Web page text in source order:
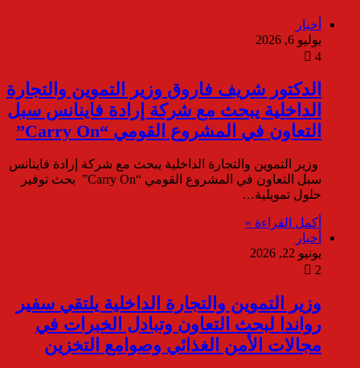
أخبار
يوليو 6, 2026
4
الدكتور شريف فاروق وزير التموين والتجارة
الداخلية يبحث مع شركة إرادة فاينانس سبل
التعاون في المشروع القومي “Carry On”
وزير التموين والتجارة الداخلية يبحث مع شركة إرادة فاينانس
سبل التعاون في المشروع القومي “Carry On” بحث توفير
حلول تمويلية…
أكمل القراءة »
أخبار
يونيو 22, 2026
2
وزير التموين والتجارة الداخلية يلتقي سفير
رواندا لبحث التعاون وتبادل الخبرات في
مجالات الأمن الغذائي وصوامع التخزين